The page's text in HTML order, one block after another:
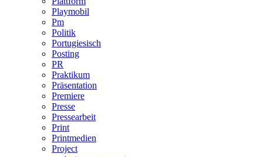
Playmobil
Pm
Politik
Portugiesisch
Posting
PR
Praktikum
Präsentation
Premiere
Presse
Pressearbeit
Print
Printmedien
Project